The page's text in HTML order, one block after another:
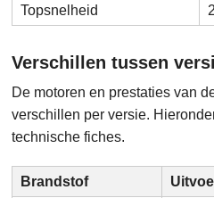
Topsnelheid
Verschillen tussen
De motoren en prestaties van
verschillen per versie.
technische fiches.
Brandstof